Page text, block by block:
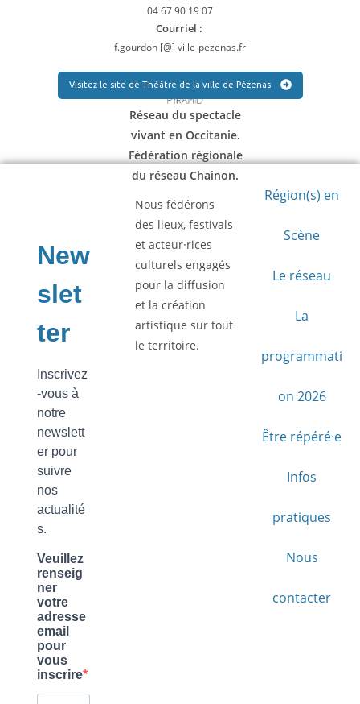
04 67 90 19 07
Courriel :
f.gourdon [@] ville-pezenas.fr
Visitez le site de Théâtre de la ville de Pézenas
Réseau du spectacle
vivant en Occitanie.
Fédération régionale
du réseau Chainon.
Nous fédérons
des lieux, festivals
et acteur·rices
culturels engagés
pour la diffusion
et la création
artistique sur tout
le territoire.
Région(s) en
Scène
Le réseau
La
programmati
on 2026
Être répéré·e
Infos
pratiques
Nous
contacter